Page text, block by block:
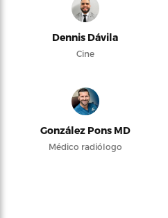
Dennis Dávila
Cine
González Pons MD
Médico radiólogo